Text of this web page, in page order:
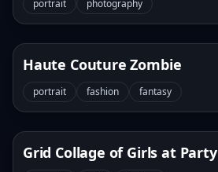
portrait photography
Haute Couture Zombie
portrait fashion fantasy
Grid Collage of Girls at Party